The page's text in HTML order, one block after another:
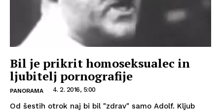
Bil je prikrit homoseksualec in
ljubitelj pornografije
PANORAMA 4. 2. 2016, 5:00
Od šestih otrok naj bi bil "zdrav" samo Adolf. Kljub